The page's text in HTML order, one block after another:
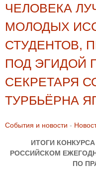
ЧЕЛОВЕКА
МОЛОДЫХ
СТУДЕНТОВ,
ПОД ЭГИДОЙ
СЕКРЕТАРЯ
ТУРБЬЁРНА
События и новости -
ИТОГИ
РОССИЙСКОМ
ПО